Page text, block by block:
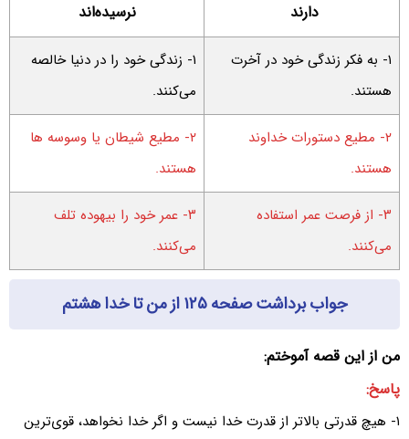
دارند
نرسیده‌اند
۱- به فکر زندگی خود در آخرت
هستند.
۱- زندگی خود را در دنیا خالصه
می‌کنند.
۲- مطیع دستورات خداوند
هستند.
۲- مطیع شیطان یا وسوسه ها
هستند.
۳- از فرصت عمر استفاده
می‌‌کنند.
۳- عمر خود را بیهوده تلف
می‌کنند.
جواب برداشت صفحه ۱۲۵ از من تا خدا هشتم
من از این قصه آموختم:
پاسخ:
۱- هیچ قدرتی بالاتر از قدرت خدا نیست و اگر خدا نخواهد، قوی‌ترین